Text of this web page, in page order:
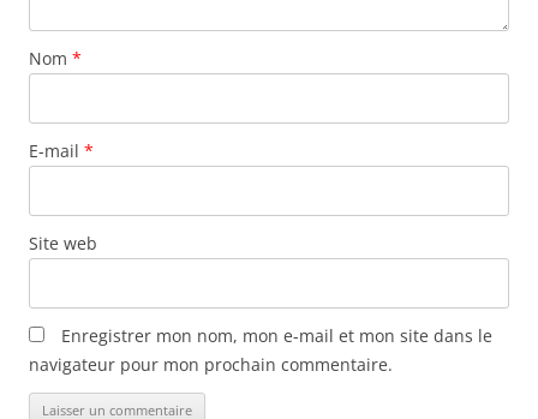
i
l
e
s
Nom *
E-mail *
Site web
Enregistrer mon nom, mon e-mail et mon site dans le
navigateur pour mon prochain commentaire.